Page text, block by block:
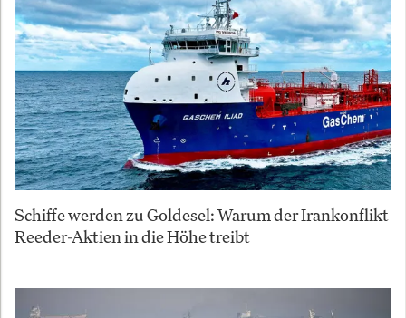
Schiffe werden zu Goldesel: Warum der Irankonflikt
Reeder-Aktien in die Höhe treibt